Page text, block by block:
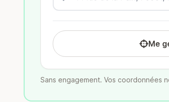
Me
Sans engagement. Vos coordonnées